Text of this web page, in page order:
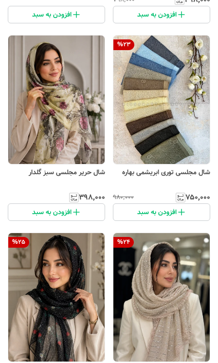
افزودن به سبد افزودن به سبد
%23
شال مجلسی توری ابریشمی بهاره
۷۵۰٬۰۰۰ ۹۸۰٬۰۰۰
افزودن به سبد
شال حریر مجلسی سبز گلدار
۳۹۸٬۰۰۰
افزودن به سبد
%24
%25